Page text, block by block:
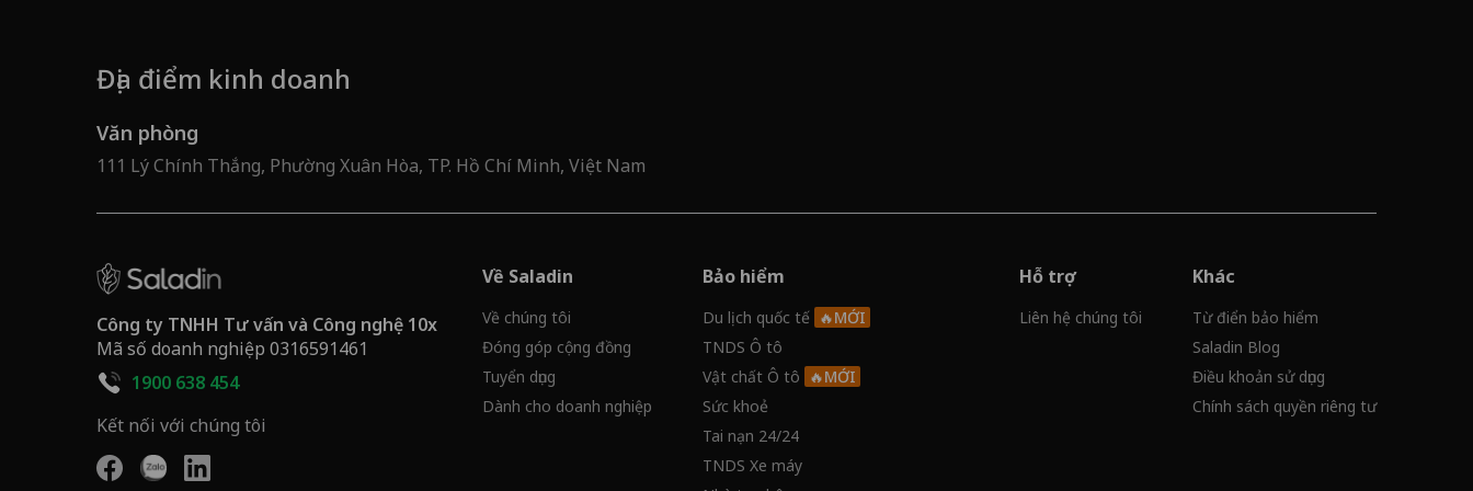
Địa điểm kinh doanh
Văn phòng
111 Lý Chính Thắng, Phường Xuân Hòa, TP. Hồ Chí Minh, Việt Nam
Công ty TNHH Tư vấn và Công nghệ 10x
Mã số doanh nghiệp 0316591461
1900 638 454
Kết nối với chúng tôi
Về Saladin
Về chúng tôi
Đóng góp cộng đồng
Tuyển dụng
Dành cho doanh nghiệp
Bảo hiểm
Du lịch quốc tế
TNDS Ô tô
Vật chất Ô tô
Sức khoẻ
Tai nạn 24/24
TNDS Xe máy
Hỗ trợ
Liên hệ chúng tôi
Khác
Từ điển bảo hiểm
Saladin Blog
Điều khoản sử dụng
Chính sách quyền riêng tư